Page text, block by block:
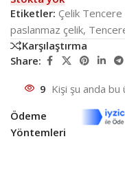
Etiketler: Çelik Tencere
paslanmaz çelik,
Karşılaştırma
Share:
9 Kişi şu anda bu
Ödeme
Yöntemleri